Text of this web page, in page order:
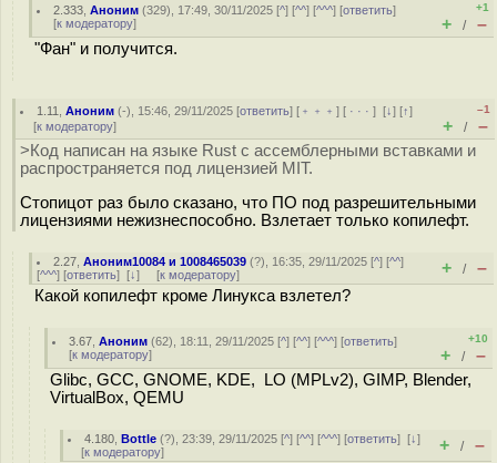
2.333 ,Аноним (329), 17:49, 30/11/2025 [^] [^^] [^^^] [ответить]
[к модератору]
+1
+ / –
"Фан" и получится.
1.11 ,Аноним (-), 15:46, 29/11/2025 [ответить] [ ﹢﹢﹢] [ · · ·][↓] [↑]
[к модератору]
–1
+ / –
>Код написан на языке Rust с ассемблерными вставками и
распространяется под лицензией MIT.
Стопицот раз было сказано, что ПО под разрешительными
лицензиями нежизнеспособно. Взлетает только копилефт.
2.27 ,Аноним10084 и 1008465039 (?), 16:35, 29/11/2025 [^] [^^]
[^^^] [ответить] [↓] [к модератору] + / –
Какой копилефт кроме Линукса взлетел?
3.67 ,Аноним (62), 18:11, 29/11/2025 [^] [^^] [^^^] [ответить]
[к модератору]
+10
+ / –
Glibc, GCC, GNOME, KDE, LO (MPLv2), GIMP, Blender,
VirtualBox, QEMU
4.180 ,Bottle (?), 23:39, 29/11/2025 [^] [^^] [^^^] [ответить][↓]
[к модератору] + / –